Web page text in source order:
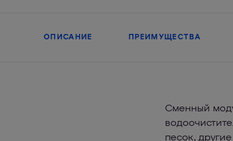
ОПИСАНИЕ ПРЕИМУЩЕСТВА
Сменный
песок,